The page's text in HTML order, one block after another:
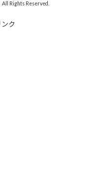
Rights Reserved.
ク